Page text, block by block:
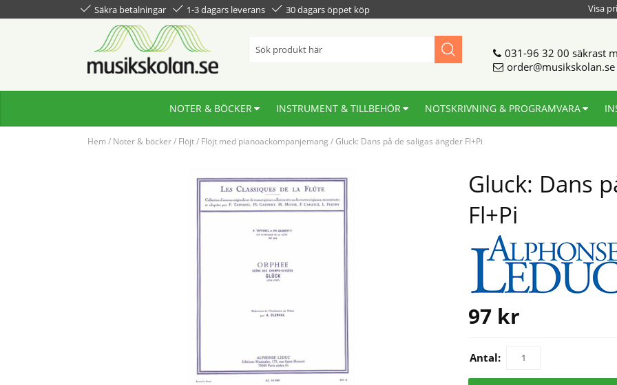
Säkra betalningar 1-3 dagars leverans 30 dagars öppet köp Visa
031-96 32 00 säkrast
order@musikskolan.se
NOTER & BÖCKER INSTRUMENT & TILLBEHÖR NOTSKRIVNING & PROGRAMVARA
Hem / Noter & böcker/ Flöjt/ Flöjt med pianoackompanjemang /Gluck: Dans på de saligas ängder Fl+Pi
Gluck: Dans
Fl+Pi
97 kr
Antal: